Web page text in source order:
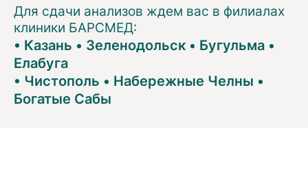
Для сдачи анализов ждем вас в филиалах
клиники БАРСМЕД:
• Казань • Зеленодольск • Бугульма •
Елабуга
• Чистополь • Набережные Челны •
Богатые Сабы